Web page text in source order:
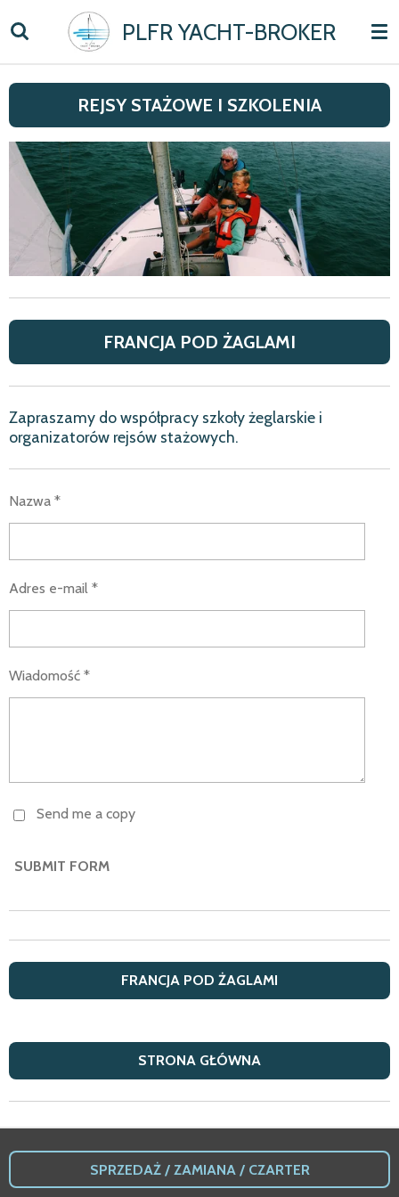
to
content
PLFR YACHT-BROKER
REJSY STAŻOWE I SZKOLENIA
FRANCJA POD ŻAGLAMI
Zapraszamy do współpracy szkoły żeglarskie i
organizatorów rejsów stażowych.
Nazwa *
Adres e-mail *
Wiadomość *
Send me a copy
SUBMIT FORM
FRANCJA POD ŻAGLAMI
STRONA GŁÓWNA
SPRZEDAŻ /ZAMIANA / CZARTER